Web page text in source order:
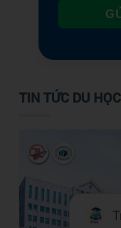
TIN TỨC DU HỌC